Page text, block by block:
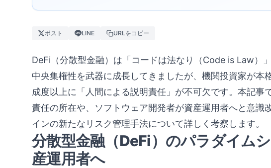
ポスト LINE URLをコピー
DeFi（分散型金融）は「コードは法なり（Code is Law）
中央集権性を武器に成長してきましたが、機関投資家が本
成度以上に「人間による説明責任」が不可欠です。本記事
責任の所在や、ソフトウェア開発者が資産運用者へと意識
インの新たなリスク管理手法について詳しく考察します。
分散型金融（DeFi）のパラダイム
産運用者へ